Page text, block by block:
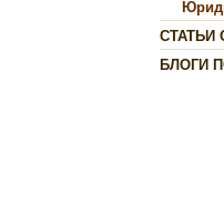
СТАТЬИ
БЛОГИ